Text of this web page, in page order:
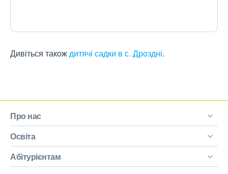
Дивіться такождитячі садки в с. Дроздні.
Про нас
Освіта
Абітурієнтам